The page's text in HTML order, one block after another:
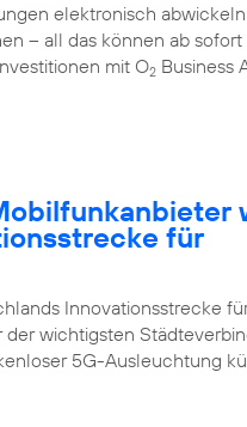
elektronisch
– all das können ab
mit O2 Business
für
Innovationsstrecke
wichtigsten
5G-Ausleuchtung